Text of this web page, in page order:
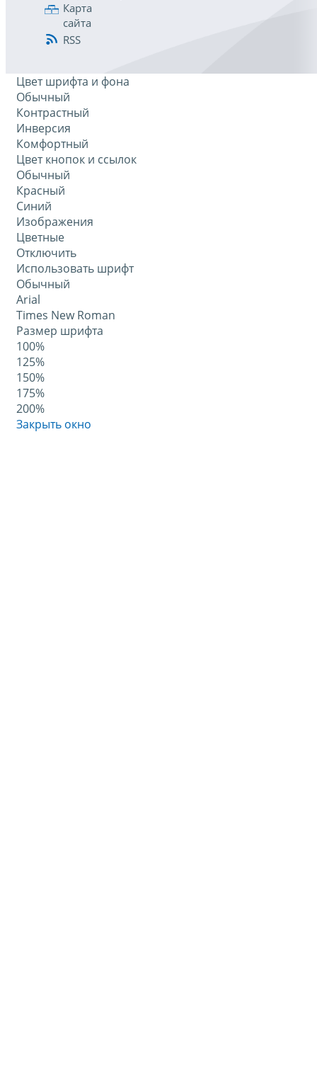
Карта
сайта
RSS
Цвет шрифта и фона
Обычный
Контрастный
Инверсия
Комфортный
Цвет кнопок и ссылок
Обычный
Красный
Синий
Изображения
Цветные
Отключить
Использовать шрифт
Обычный
Arial
Times New Roman
Размер шрифта
100%
125%
150%
175%
200%
Закрыть окно